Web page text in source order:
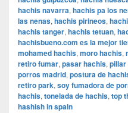
hachis navarra, hachis pa los
las nenas, hachis pirineos,
hachis tanger, hachis tetuan,
hachisbueno.com es la mejor
mohamed hachis, moro hachis,
retiro fumar, pasar hachis, pillar
porros madrid, postura de
retiro park, soy fumadora de
hachis, tonelada de hachis, top
hashish in spain